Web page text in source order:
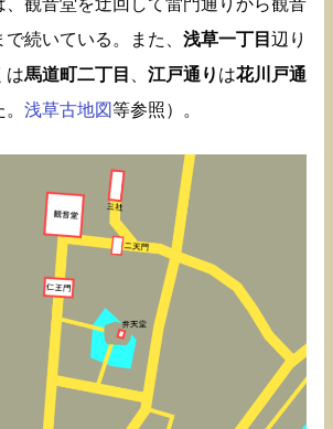
、観音堂を迂回して雷門通りから観音
続いている。また、 浅草一丁目 辺り
は馬道町二丁目 江戸通り は花川戸通
浅草古地図等参照）。